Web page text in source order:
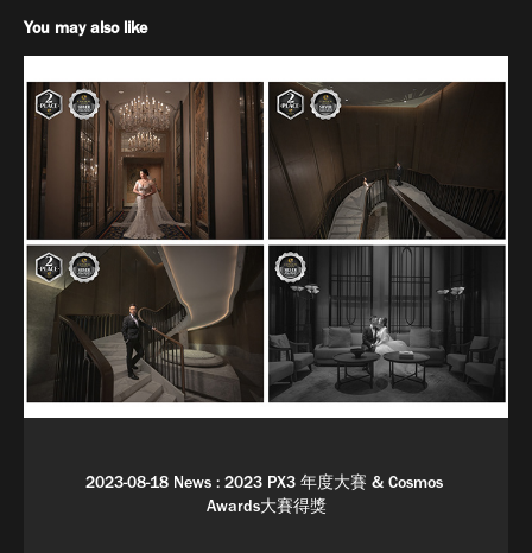
You may also like
2023-08-18 News : 2023 PX3 年度大賽 & Cosmos
Awards大賽得獎